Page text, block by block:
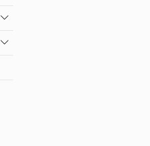
Vaihda alasvetovalikkoa
Vaihda alasvetovalikkoa